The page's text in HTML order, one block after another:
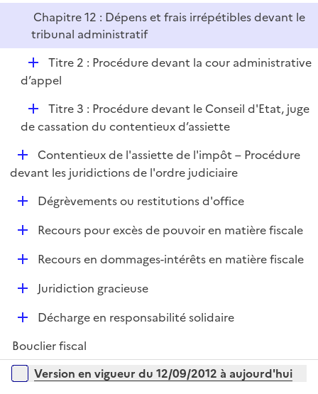
Chapitre 12 : Dépens et frais irrépétibles devant le
tribunal administratif
D
é
i
e
r
Titre 2 : Procédure devant la cour administrative
d’appel
D
é
l
i
e
r
Titre 3 : Procédure devant le Conseil d'Etat, juge
de cassation du contentieux d’assiette
D
é
Contentieux de l'assiette de l'impôt – Procédure
devant les juridictions de l'ordre judiciaire
DDégrèvements ou restitutions d'office
DRecours pour excès de pouvoir en matière fiscale
D
p
e
r
Recours en dommages-intérêts en matière fiscale
D
i
e
Juridiction gracieuse
D
p
Décharge en responsabilité solidaire
Bouclier fiscal
Versions sur la période
Version en vigueur du 12/09/2012 à aujourd'hui